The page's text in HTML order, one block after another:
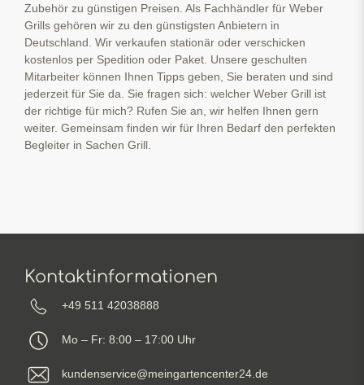
Zubehör zu günstigen Preisen. Als Fachhändler für Weber
Grills gehören wir zu den günstigsten Anbietern in
Deutschland. Wir verkaufen stationär oder verschicken
kostenlos per Spedition oder Paket. Unsere geschulten
Mitarbeiter können Ihnen Tipps geben, Sie beraten und sind
jederzeit für Sie da. Sie fragen sich: welcher Weber Grill ist
der richtige für mich? Rufen Sie an, wir helfen Ihnen gern
weiter. Gemeinsam finden wir für Ihren Bedarf den perfekten
Begleiter in Sachen Grill.
Kontaktinformationen
+49 511 42038888
Mo – Fr: 8:00 – 17:00 Uhr
kundenservice@meingartencenter24.de